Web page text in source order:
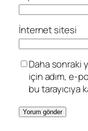
İnternet sitesi
Daha sonraki
için adım, e-
bu tarayıcıya